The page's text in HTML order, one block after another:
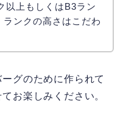
以上もしくはB3ラン
ランクの高さはこだわ
グのために作られて
お楽しみください。